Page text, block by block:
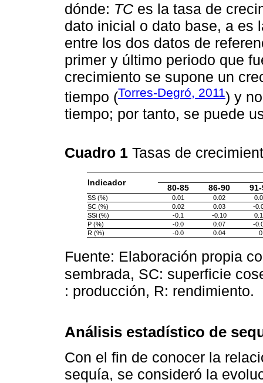
dónde: TC es la tasa de
dato inicial o dato base, a es
entre los dos datos de
primer y último periodo que
crecimiento se supone un
tiempo (Torres-Degró, 2011) y
tiempo; por tanto, se puede
Cuadro 1 Tasas de
Indicador
80-85 86-90
SS (%) 0.01 0.02
SC (%)
0.02 0.03
-
SSi (%)
-0.1 -0.10
P (%)
-0.0 0.07
-
R (%)
-0.0 0.04 0
Fuente: Elaboración propia
sembrada, SC: superficie
: producción, R: rendimiento.
Análisis estadístico de
Con el fin de conocer la
sequía, se consideró la